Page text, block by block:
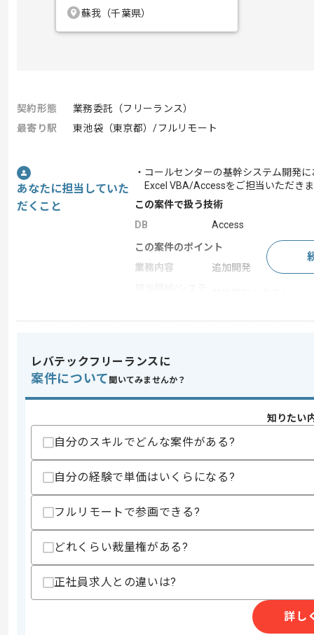
蘇我（千葉県）
契約形態
業務委託（フリーランス）
最寄り駅
東池袋（東京都）/フルリモート
あなたに担当していた
だくこと
・コールセンターの基幹システム開発に
Excel VBA/Accessをご担当いただき
この案件で扱う技術
DB
Access
この案件のポイント
業務内容
追加開発
特徴 20代活躍中 , 30代活躍
・2つの異なるシステムのデータベー
・レガシーなシステムでの開発経験
上記に似た経験やスキルをお持ちであれば申
精算・お支払い
精算条件
精算基準時間
140時間〜180時間
レバテックフリーランスに
案件について 聞いてみませんか？
知りたい
自分のスキルでどんな案件がある?
自分の経験で単価はいくらになる?
フルリモートで参画できる?
どれくらい裁量権がある?
正社員求人との違いは?
詳し